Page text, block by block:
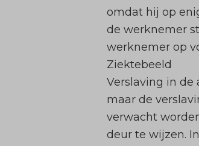
omdat hij op
de werknemer
werknemer op
Ziektebeeld
Verslaving in de
maar de
verwacht
deur te wijzen.